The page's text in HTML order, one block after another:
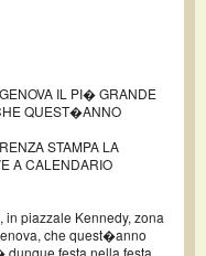
IL PI� GRANDE
QUEST�ANNO
STAMPA LA
A CALENDARIO
piazzale Kennedy, zona
che quest�anno
festa nella festa